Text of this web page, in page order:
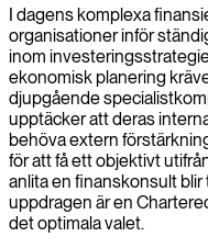
lösningar inom ekonomisk
säkra ditt företags
I dagens komplexa
organisationer inför
inom
ekonomisk planering
djupgående
upptäcker att deras
behöva extern
för att få ett objektivt
anlita en finanskonsult
uppdragen är en
det optimala valet.